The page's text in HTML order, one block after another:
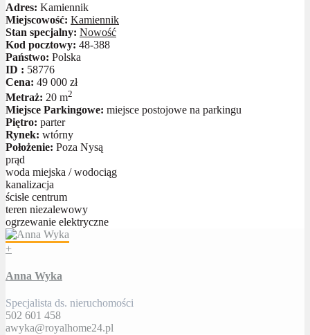
Adres: Kamiennik
Miejscowość: Kamiennik
Stan specjalny: Nowość
Kod pocztowy: 48-388
Państwo: Polska
ID : 58776
Cena: 49 000 zł
Metraż: 20 m2
Miejsce Parkingowe: miejsce postojowe na parkingu
Piętro: parter
Rynek: wtórny
Położenie: Poza Nysą
prąd
woda miejska / wodociąg
kanalizacja
ścisłe centrum
teren niezalewowy
ogrzewanie elektryczne
+
Anna Wyka
Specjalista ds. nieruchomości
502 601 458
awyka@royalhome24.pl